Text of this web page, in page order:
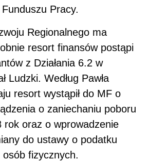
Pracy.
Regionalnego ma
resort finansów postąpi
z Działania 6.2 w
Ludzki. Według Pawła
resort wystąpił do MF o
o zaniechaniu poboru
rok oraz o wprowadzenie
do ustawy o podatku
fizycznych.